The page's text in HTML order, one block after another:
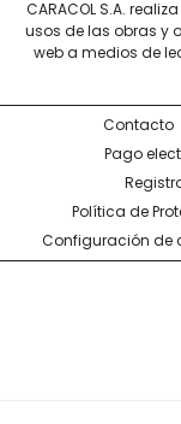
CARACOL S.A.
usos de las obras y
web a medios de
Contacto
Pago
Política de
Configuración de